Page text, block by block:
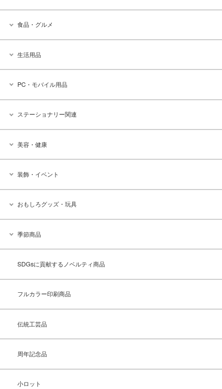
食品・グルメ
生活用品
PC・モバイル用品
ステーショナリー関連
美容・健康
装飾・イベント
おもしろグッズ・玩具
季節商品
SDGsに貢献するノベルティ商品
フルカラー印刷商品
伝統工芸品
周年記念品
小ロット